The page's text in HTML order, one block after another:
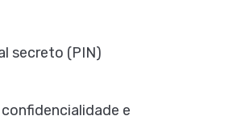
secreto (PIN)
e